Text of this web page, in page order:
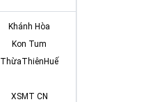
Khánh Hòa
Kon Tum
ThừaThiênHuế
XSMT CN